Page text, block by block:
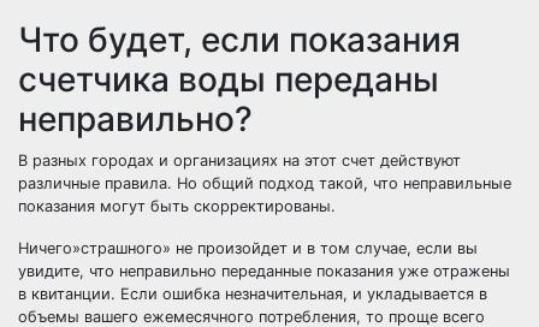
Что будет, если показания
счетчика воды переданы
неправильно?
В разных городах и организациях на этот счет действуют
различные правила. Но общий подход такой, что неправильные
показания могут быть скорректированы.
Ничего»страшного» не произойдет и в том случае, если вы
увидите, что неправильно переданные показания уже отражены
в квитанции. Если ошибка незначительная, и укладывается в
объемы вашего ежемесячного потребления, то проще всего